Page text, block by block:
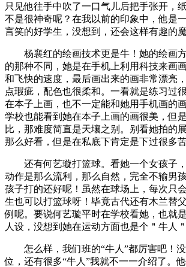
只见他往手中吹了一口气儿后把手张开，
不是很神奇呢？在我以前的印象中，他是
言笑的好学生，没想到，还会这样有趣的
杨襄红的绘画技术更是牛！她的绘画
的那种不同，她是在手机上利用科技来画
和飞快的速度，最后画出来的画非常漂亮
点瑕疵，配色也很柔和。一看就是练习过
在本子上画，也不一定能和她用手机画的
学校也能看到她在本子上画的画很美，但
比，那难度简直是天壤之别。别看她拍的
那么好看，但是在私底下肯定是下过很多
还有何艺璇打篮球。看她一个女孩子，
动作是那么流利，那么自然，完全不输男
孩子打的还好呢！虽然在球场上，每次只
生也可以打篮球呀！毕竟古代还有木兰替
例呢。要说何艺璇平时在学校看她，也就
人设，没想到她在运动方面也是个＂牛人＂
怎么样，我们班的“牛人”都厉害吧！没
位，还有很多“牛人”我就不一一介绍了。